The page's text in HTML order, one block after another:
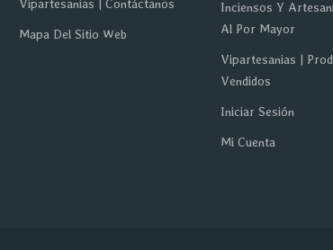
Vipartesanias | Contáctanos
Mapa Del Sitio Web
Inciensos Y
Al Por Mayor
Vipartesanias |
Vendidos
Iniciar Sesión
Mi Cuenta